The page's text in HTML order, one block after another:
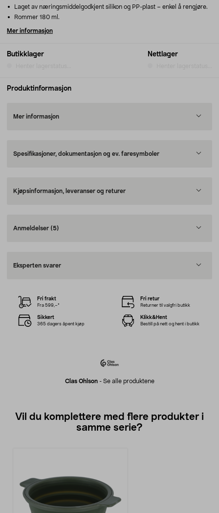
Butikklager Nettlager
Laget av næringsmiddelgodkjent silikon og PP-plast – enkel å rengjøre.
Rommer 180 ml.
Mer informasjon
Produktinformasjon
Mer informasjon
Spesifikasjoner, dokumentasjon og ev. faresymboler
Kjøpsinformasjon, leveranser og returer
Anmeldelser (5)
Eksperten svarer
Clas Ohlson- Se alle produktene
Fri frakt
Fra 599,–*
Fri retur
Returner til valgfri butikk
Sikkert
365 dagers åpent kjøp
Klikk&Hent
Bestill på nett og hent i butikk
Vil du komplettere med flere produkter i
samme serie?